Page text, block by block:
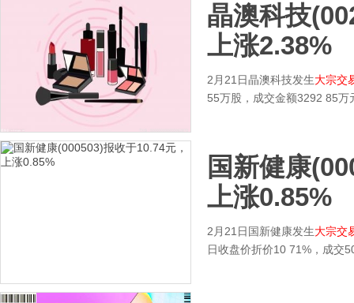
晶澳科技
上涨2.38%
2月21日晶澳科技发生大宗交
55万股，成交金额3292 85
国新健康
上涨0.85%
2月21日国新健康发生大宗交
日收盘价折价10 71%，成交